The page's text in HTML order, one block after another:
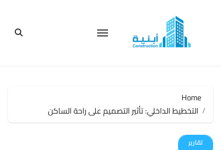
Home
التخطيط الداخلي: تأثير التصميم على راحة الساكن
تقارير